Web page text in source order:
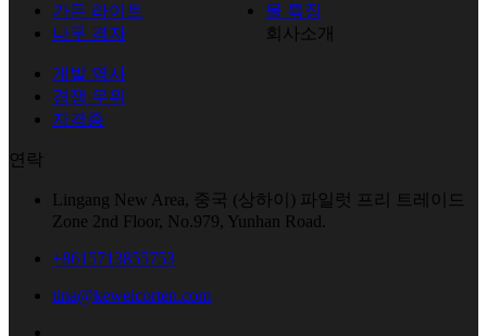
가든 라이트
물 특징
나무 격자
회사소개
개발 역사
경쟁 우위
자격증
연락
Lingang New Area, 중국 (상하이) 파일럿 프리 트레이드
Zone 2nd Floor, No.979, Yunhan Road.
+8615713855753
tina@keweicorten.com